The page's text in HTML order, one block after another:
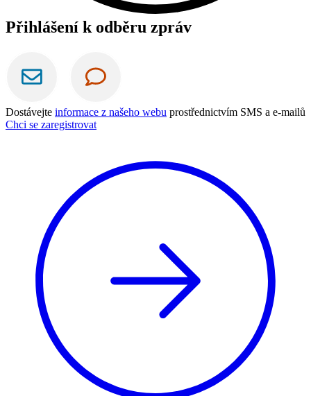
Přihlášení k odběru zpráv
Dostávejte informace z našeho webu prostřednictvím SMS a e-mailů
Chci se zaregistrovat